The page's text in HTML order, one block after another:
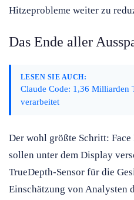
Hitzeprobleme weiter zu
Das Ende aller
LESEN SIE AUCH:
Claude Code: 1,36 Milliarden
verarbeitet
Der wohl größte Schritt:
sollen unter dem Display
TrueDepth-Sensor für die
Einschätzung von Analysten